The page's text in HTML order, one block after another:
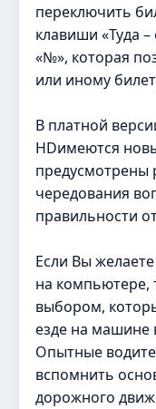
переключить
клавиши «Туда
«№», которая
или иному
В платной
HDимеются
чередования
правильности
Если Вы
на компьютере,
выбором,
езде на машине
Опытные
вспомнить
дорожного